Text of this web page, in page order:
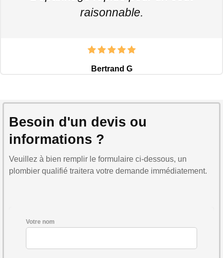
raisonnable.
Bertrand G
Besoin d'un devis ou
informations ?
Veuillez à bien remplir le formulaire ci-dessous, un
plombier qualifié traitera votre demande immédiatement.
Votre nom